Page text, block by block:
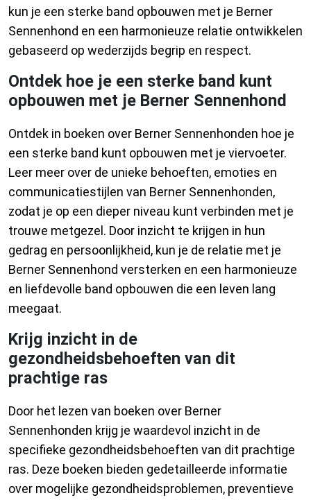
kun je een sterke band opbouwen met je Berner
Sennenhond en een harmonieuze relatie ontwikkelen
gebaseerd op wederzijds begrip en respect.
Ontdek hoe je een sterke band kunt
opbouwen met je Berner Sennenhond
Ontdek in boeken over Berner Sennenhonden hoe je
een sterke band kunt opbouwen met je viervoeter.
Leer meer over de unieke behoeften, emoties en
communicatiestijlen van Berner Sennenhonden,
zodat je op een dieper niveau kunt verbinden met je
trouwe metgezel. Door inzicht te krijgen in hun
gedrag en persoonlijkheid, kun je de relatie met je
Berner Sennenhond versterken en een harmonieuze
en liefdevolle band opbouwen die een leven lang
meegaat.
Krijg inzicht in de
gezondheidsbehoeften van dit
prachtige ras
Door het lezen van boeken over Berner
Sennenhonden krijg je waardevol inzicht in de
specifieke gezondheidsbehoeften van dit prachtige
ras. Deze boeken bieden gedetailleerde informatie
over mogelijke gezondheidsproblemen, preventieve